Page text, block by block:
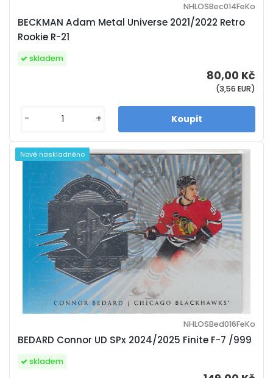
BECKMAN Adam Metal Universe 2021/2022 Retro
Rookie R-21
NHLOSBec014FeKo
80,00 Kč
(3,56 EUR)
skladem
- +
BEDARD Connor UD SPx 2024/2025 Finite F-7 /999
NHLOSBed016FeKo
skladem
Nově naskladněno